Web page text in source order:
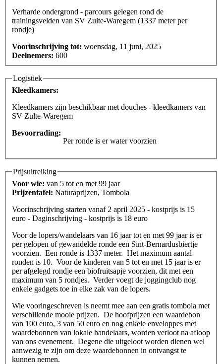
Verharde ondergrond - parcours gelegen rond de
trainingsvelden van SV Zulte-Waregem (1337 meter per
rondje)
Voorinschrijving tot: woensdag, 11 juni, 2025
Deelnemers: 600
Logistiek
Kleedkamers:
Kleedkamers zijn beschikbaar met douches - kleedkamers van
SV Zulte-Waregem
Bevoorrading:
Per ronde is er water voorzien
Prijsuitreiking
Voor wie: van 5 tot en met 99 jaar
Prijzentafel: Naturaprijzen, Tombola
Voorinschrijving starten vanaf 2 april 2025 - kostprijs is 15
euro - Daginschrijving - kostprijs is 18 euro
Voor de lopers/wandelaars van 16 jaar tot en met 99 jaar is er
per gelopen of gewandelde ronde een Sint-Bernardusbiertje
voorzien. Een ronde is 1337 meter. Het maximum aantal
ronden is 10. Voor de kinderen van 5 tot en met 15 jaar is er
per afgelegd rondje een biofruitsapje voorzien, dit met een
maximum van 5 rondjes. Verder voegt de joggingclub nog
enkele gadgets toe in elke zak van de lopers.
Wie vooringeschreven is neemt mee aan een gratis tombola met
verschillende mooie prijzen. De hoofprijzen een waardebon
van 100 euro, 3 van 50 euro en nog enkele enveloppes met
waardebonnen van lokale handelaars, worden verloot na afloop
van ons evenement. Degene die uitgeloot worden dienen wel
aanwezig te zijn om deze waardebonnen in ontvangst te
kunnen nemen.